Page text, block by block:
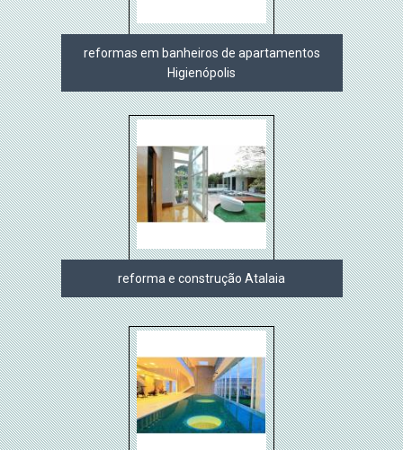
reformas em banheiros de apartamentos
Higienópolis
reforma e construção Atalaia